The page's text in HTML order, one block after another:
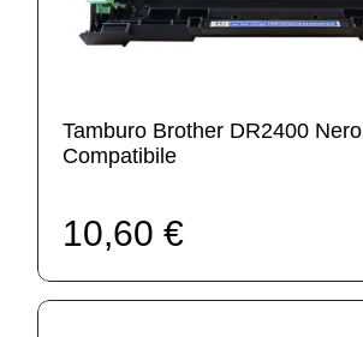
Tamburo Brother DR2400 Nero
Compatibile
10,60 €